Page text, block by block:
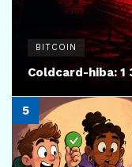
BITCOIN
Coldcard-hiba: 1